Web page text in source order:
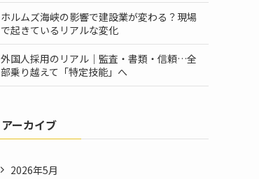
ホルムズ海峡の影響で建設業が変わる？現場
で起きているリアルな変化
外国人採用のリアル｜監査・書類・信頼…全
部乗り越えて「特定技能」へ
アーカイブ
2026年5月